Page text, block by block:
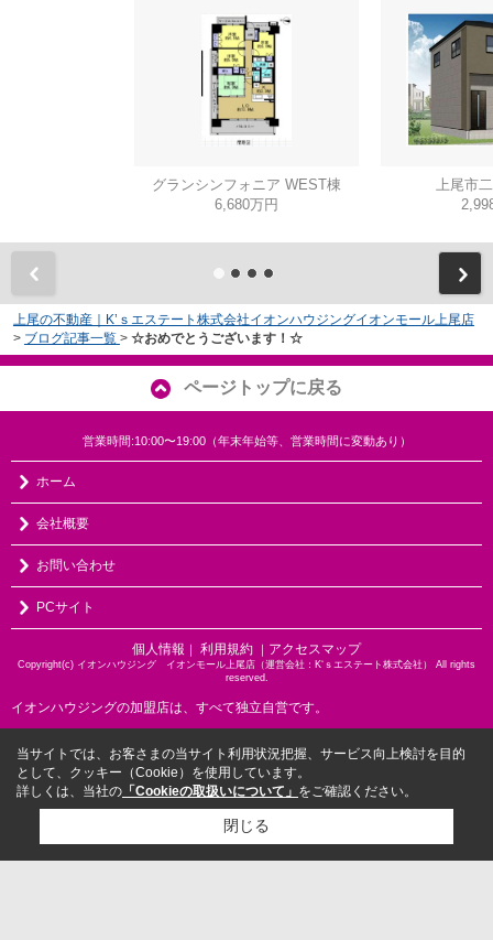
グランシンフォニア WEST棟
6,680万円
上尾市
上尾の不動産｜K’ｓエステート株式会社イオンハウジングイオンモール上尾店
> ブログ記事一覧 > ☆おめでとうございます！☆
ページトップに戻る
営業時間:10:00〜19:00（年末年始等、営業時間に変動あり）
ホーム
会社概要
お問い合わせ
PCサイト
個人情報 ｜ 利用規約 ｜ アクセスマップ
Copyright(c) イオンハウジング イオンモール上尾店（運営会社：K‘ｓエステート株式会社） All rights
reserved.
イオンハウジングの加盟店は、すべて独立自営です。
当サイトでは、お客さまの当サイト利用状況把握、サービス向上検討を目的
として、クッキー（Cookie）を使用しています。
詳しくは、当社の 「Cookieの取扱いについて」 をご確認ください。
閉じる